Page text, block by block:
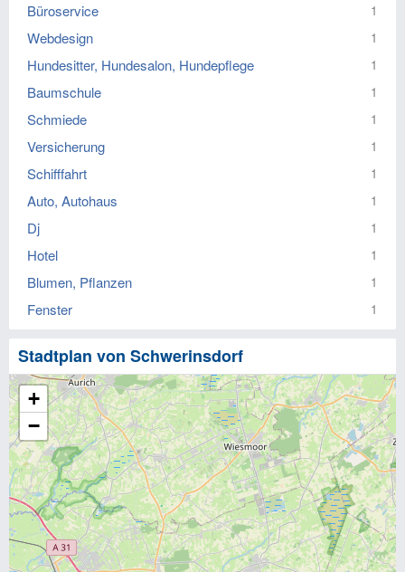
Büroservice 1
Webdesign 1
Hundesitter, Hundesalon, Hundepflege 1
Baumschule 1
Schmiede 1
Versicherung 1
Schifffahrt 1
Auto, Autohaus 1
Dj 1
Hotel 1
Blumen, Pflanzen 1
Fenster 1
Stadtplan von Schwerinsdorf
+
−